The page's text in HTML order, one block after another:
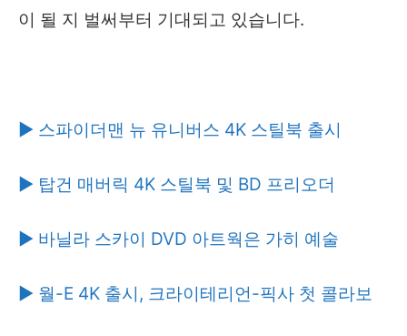
이 될 지 벌써부터 기대되고 있습니다.
▶ 스파이더맨 뉴 유니버스 4K 스틸북 출시
▶ 탑건 매버릭 4K 스틸북 및 BD 프리오더
▶ 바닐라 스카이 DVD 아트웍은 가히 예술
▶ 월-E 4K 출시, 크라이테리언-픽사 첫 콜라보